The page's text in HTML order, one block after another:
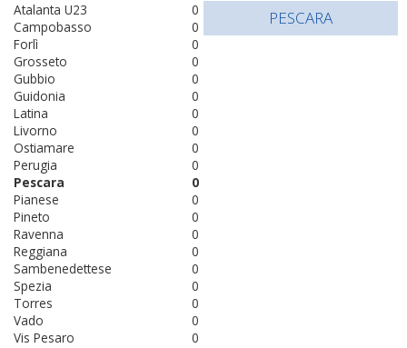
0
Atalanta U23
0
Campobasso
0
Forlì
0
Grosseto
0
Gubbio
0
Guidonia
0
Latina
0
Livorno
0
Ostiamare
0
Perugia
0
Pescara
0
Pianese
0
Pineto
0
Ravenna
0
Reggiana
0
Sambenedettese
0
Spezia
0
Torres
0
Vado
0
Vis Pesaro
PESCARA